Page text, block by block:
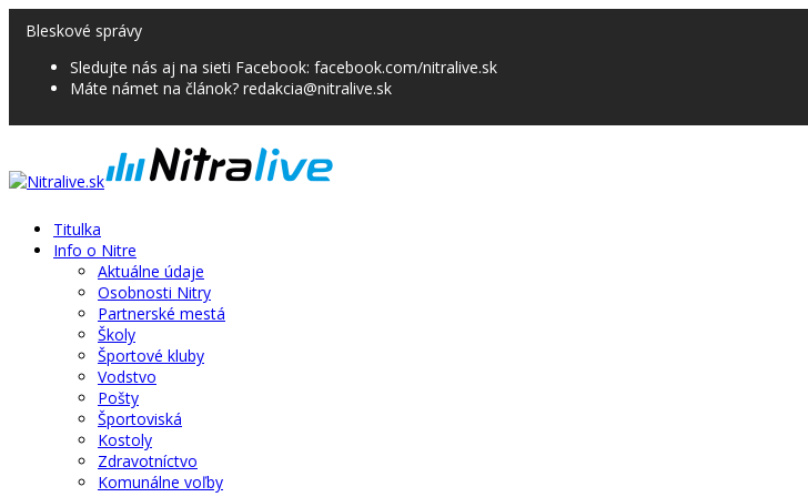
Bleskové správy
Sledujte nás aj na sieti Facebook: facebook.com/nitralive.sk
Máte námet na článok? redakcia@nitralive.sk
Titulka
Info o Nitre
Aktuálne údaje
Osobnosti Nitry
Partnerské mestá
Školy
Športové kluby
Vodstvo
Pošty
Športoviská
Kostoly
Zdravotníctvo
Komunálne voľby